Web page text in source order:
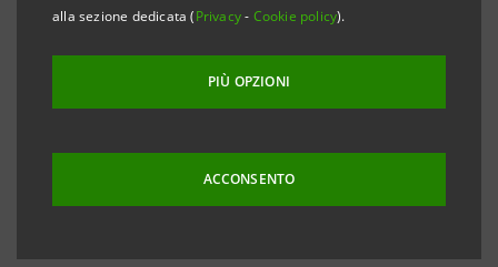
alla sezione dedicata (Privacy- Cookie policy).
PIÙ OPZIONI
ACCONSENTO
• Il Museo del Risparmio di Torino aderisce con